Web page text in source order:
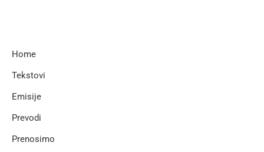
Home
Tekstovi
Emisije
Prevodi
Prenosimo